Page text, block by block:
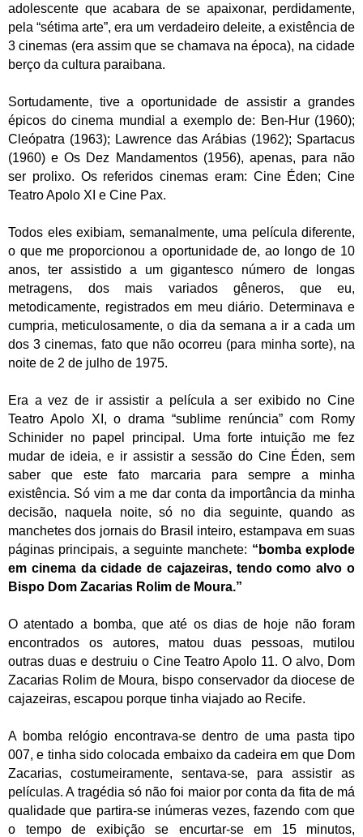
adolescente que acabara de se apaixonar, perdidamente,
pela “sétima arte”, era um verdadeiro deleite, a existência de
3 cinemas (era assim que se chamava na época), na cidade
berço da cultura paraibana.
Sortudamente, tive a oportunidade de assistir a grandes
épicos do cinema mundial a exemplo de: Ben-Hur (1960);
Cleópatra (1963); Lawrence das Arábias (1962); Spartacus
(1960) e Os Dez Mandamentos (1956), apenas, para não
ser prolixo. Os referidos cinemas eram: Cine Éden; Cine
Teatro Apolo XI e Cine Pax.
Todos eles exibiam, semanalmente, uma película diferente,
o que me proporcionou a oportunidade de, ao longo de 10
anos, ter assistido a um gigantesco número de longas
metragens, dos mais variados gêneros, que eu,
metodicamente, registrados em meu diário. Determinava e
cumpria, meticulosamente, o dia da semana a ir a cada um
dos 3 cinemas, fato que não ocorreu (para minha sorte), na
noite de 2 de julho de 1975.
Era a vez de ir assistir a película a ser exibido no Cine
Teatro Apolo XI, o drama “sublime renúncia” com Romy
Schinider no papel principal. Uma forte intuição me fez
mudar de ideia, e ir assistir a sessão do Cine Éden, sem
saber que este fato marcaria para sempre a minha
existência. Só vim a me dar conta da importância da minha
decisão, naquela noite, só no dia seguinte, quando as
manchetes dos jornais do Brasil inteiro, estampava em suas
páginas principais, a seguinte manchete: “bomba explode
em cinema da cidade de cajazeiras, tendo como alvo o
Bispo Dom Zacarias Rolim de Moura.”
O atentado a bomba, que até os dias de hoje não foram
encontrados os autores, matou duas pessoas, mutilou
outras duas e destruiu o Cine Teatro Apolo 11. O alvo, Dom
Zacarias Rolim de Moura, bispo conservador da diocese de
cajazeiras, escapou porque tinha viajado ao Recife.
A bomba relógio encontrava-se dentro de uma pasta tipo
007, e tinha sido colocada embaixo da cadeira em que Dom
Zacarias, costumeiramente, sentava-se, para assistir as
películas. A tragédia só não foi maior por conta da fita de má
qualidade que partira-se inúmeras vezes, fazendo com que
o tempo de exibição se encurtar-se em 15 minutos,